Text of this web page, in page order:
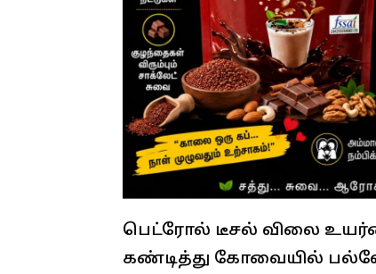
பெட்ரோல் டீசல் விலை
கண்டித்து கோவையில்